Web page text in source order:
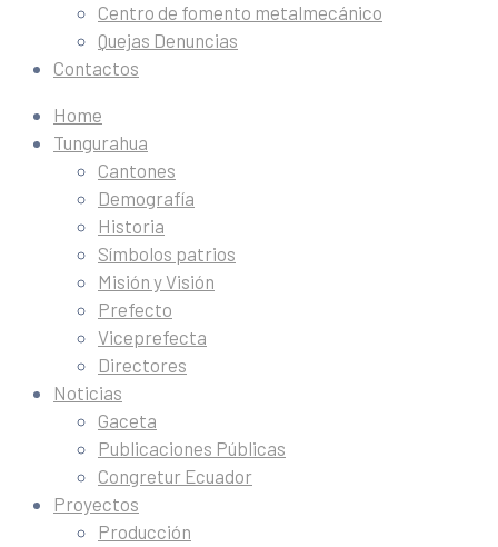
Centro de fomento metalmecánico
Quejas Denuncias
Contactos
Home
Tungurahua
Cantones
Demografía
Historia
Símbolos patrios
Misión y Visión
Prefecto
Viceprefecta
Directores
Noticias
Gaceta
Publicaciones Públicas
Congretur Ecuador
Proyectos
Producción